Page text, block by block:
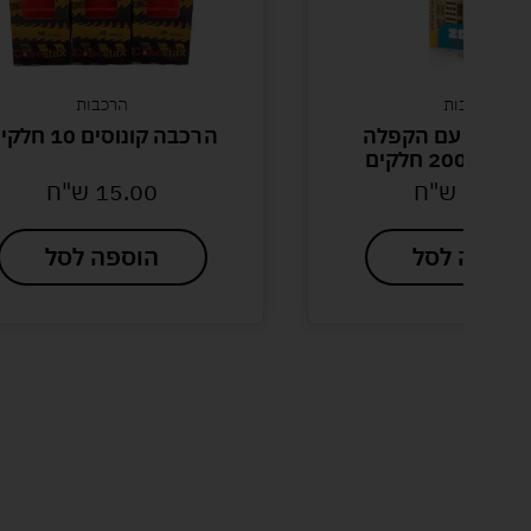
הרכבות
בניינים עם הקפלה
ש"ח
הוספה לסל
הרכבות
הרכבה קונוסים 10 חלקים
15.00 ש"ח
הוספה לסל